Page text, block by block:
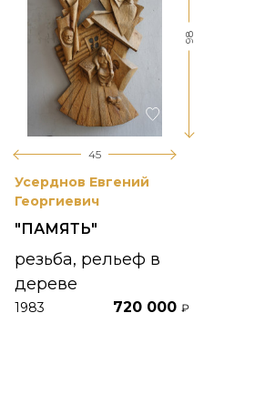
45
98
Усерднов Евгений
Георгиевич
"ПАМЯТЬ"
резьба, рельеф в
дереве
1983 720 000 ₽